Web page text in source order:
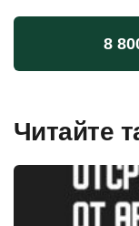
8
Читайте